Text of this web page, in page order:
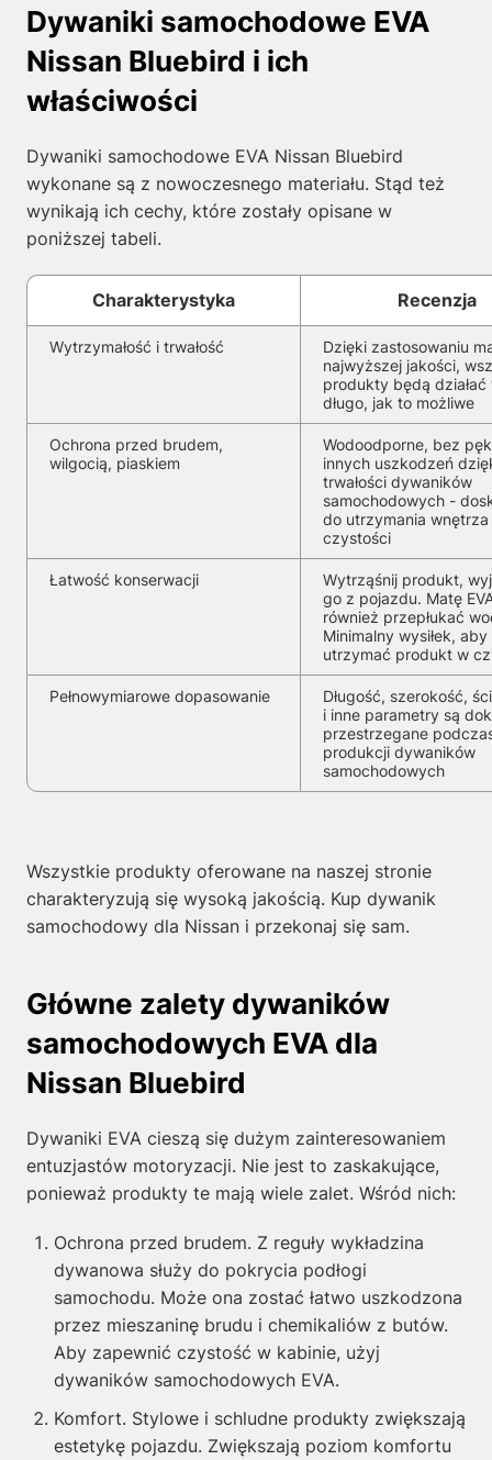
Dywaniki samochodowe EVA
Nissan Bluebird i ich
właściwości
Dywaniki samochodowe EVA Nissan Bluebird
wykonane są z nowoczesnego materiału. Stąd też
wynikają ich cechy, które zostały opisane w
poniższej tabeli.
Charakterystyka Recenzja
Wytrzymałość i trwałość
Dzięki zastosowaniu
najwyższej jakości,
produkty będą działać
długo, jak to możliwe
Ochrona przed brudem,
wilgocią, piaskiem
Wodoodporne, bez
innych uszkodzeń
trwałości dywaników
samochodowych -
do utrzymania wnętrza
czystości
Łatwość konserwacji
Wytrząśnij produkt,
go z pojazdu. Matę
również przepłukać
Minimalny wysiłek, aby
utrzymać produkt w
Pełnowymiarowe dopasowanie
Długość, szerokość,
i inne parametry są
przestrzegane
produkcji dywaników
samochodowych
Wszystkie produkty oferowane na naszej stronie
charakteryzują się wysoką jakością. Kup dywanik
samochodowy dla Nissan i przekonaj się sam.
Główne zalety dywaników
samochodowych EVA dla
Nissan Bluebird
Dywaniki EVA cieszą się dużym zainteresowaniem
entuzjastów motoryzacji. Nie jest to zaskakujące,
ponieważ produkty te mają wiele zalet. Wśród nich:
Ochrona przed brudem. Z reguły wykładzina
dywanowa służy do pokrycia podłogi
samochodu. Może ona zostać łatwo uszkodzona
przez mieszaninę brudu i chemikaliów z butów.
Aby zapewnić czystość w kabinie, użyj
dywaników samochodowych EVA.
Komfort. Stylowe i schludne produkty zwiększają
estetykę pojazdu. Zwiększają poziom komfortu